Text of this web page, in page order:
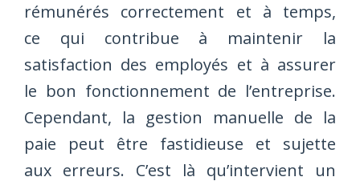
rémunérés correctement et à temps,
ce qui contribue à maintenir la
satisfaction des employés et à assurer
le bon fonctionnement de l’entreprise.
Cependant, la gestion manuelle de la
paie peut être fastidieuse et sujette
aux erreurs. C’est là qu’intervient un